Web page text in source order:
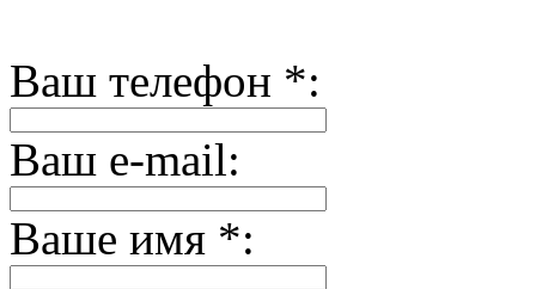
Ваш телефон *:
Ваш e-mail:
Ваше имя *: